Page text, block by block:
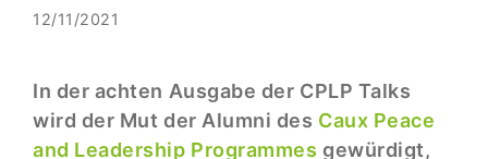
12/11/2021
In der achten Ausgabe der CPLP Talks
wird der Mut der Alumni des Caux Peace
and Leadership Programmes gewürdigt,